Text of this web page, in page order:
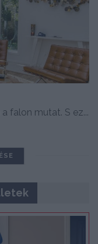
falon mutat. S ez...